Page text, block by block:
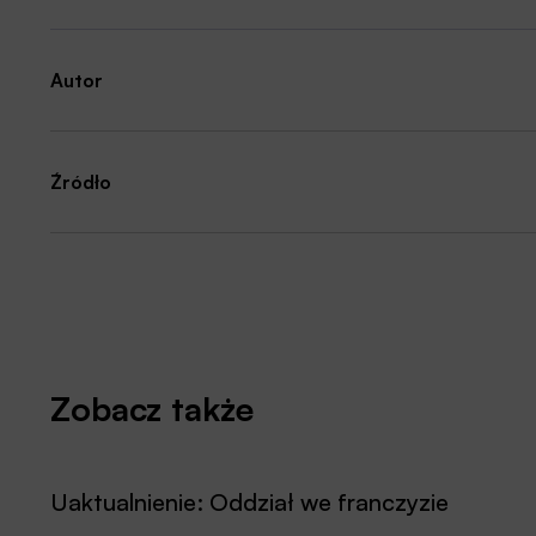
Autor
Źródło
Zobacz także
Uaktualnienie: Oddział we franczyzie